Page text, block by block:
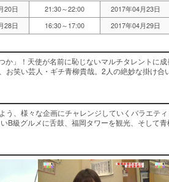
20日 21:30～22:00 2017年04月23日
28日 16:30～17:00 2017年04月29日
」！天使が名前に恥じないマルチタレントに
笑い芸人・ギチ青柳貴哉。2人の絶妙な掛け合
、様々な企画にチャレンジしていくバラエテ
B級グルメに舌鼓、福岡タワーを観光、そして